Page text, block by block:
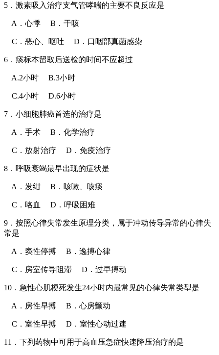
5．激素吸入治疗支气管哮喘的主要不良反应是
A．心悸 B．干咳
C．恶心、呕吐 D．口咽部真菌感染
6．痰标本留取后送检的时间不应超过
A.2小时 B.3小时
C.4小时 D.6小时
7．小细胞肺癌首选的治疗是
A．手术 B．化学治疗
C．放射治疗 D．免疫治疗
8．呼吸衰竭最早出现的症状是
A．发绀 B．咳嗽、咳痰
C．咯血 D．呼吸困难
9．按照心律失常发生原理分类，属于冲动传导异常的心律失
常是
A．窦性停搏 B．逸搏心律
C．房室传导阻滞 D．过早搏动
10．急性心肌梗死发生24小时内最常见的心律失常类型是
A．房性早搏 B．心房颤动
C．室性早搏 D．室性心动过速
11．下列药物中可用于高血压急症快速降压治疗的是